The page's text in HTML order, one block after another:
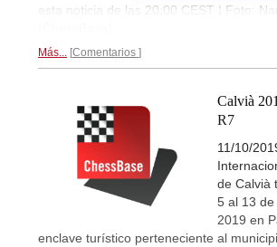
esta noticia de las 20:00 CEST | Foto:
Más... Comentarios
Calvià
R7
11/10/
de Calvià
5 al 13
2019 en
enclave turístico perteneciente al